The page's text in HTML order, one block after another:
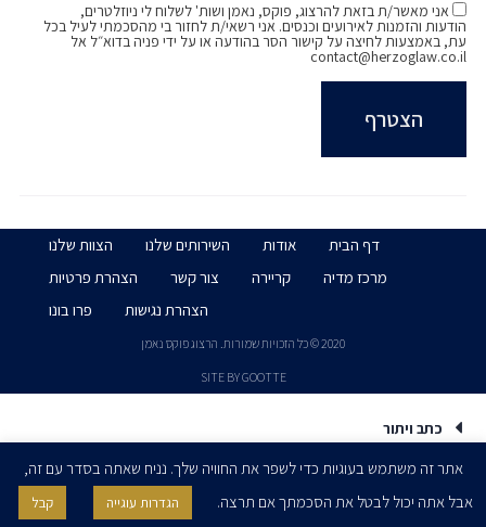
אני מאשר/ת בזאת להרצוג, פוקס, נאמן ושות' לשלוח לי ניוזלטרים,
הודעות והזמנות לאירועים וכנסים. אני רשאי/ת לחזור בי מהסכמתי לעיל בכל
עת, באמצעות לחיצה על קישור הסר בהודעה או על ידי פניה בדוא״ל אל
contact@herzoglaw.co.il
דף הבית אודות השירותים שלנו
הצוות שלנו
מרכז מדיה
קריירה צור קשר
הצהרת פרטיות
הצהרת נגישות
פרו בונו
2020 © כל הזכויות שמורות. הרצוג פוקס נאמן
SITE BY GOOTTE
כתב ויתור
אתר זה משתמש בעוגיות כדי לשפר את החוויה שלך. נניח שאתה בסדר עם זה,
אבל אתה יכול לבטל את הסכמתך אם תרצה.
הגדרות עוגייה קבל